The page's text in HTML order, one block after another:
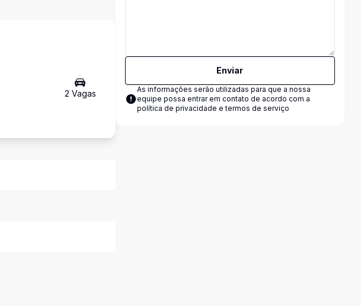
2 Vagas
Enviar
As informações serão utilizadas para que a nossa
equipe possa entrar em contato de acordo com a
política de privacidade e termos de serviço